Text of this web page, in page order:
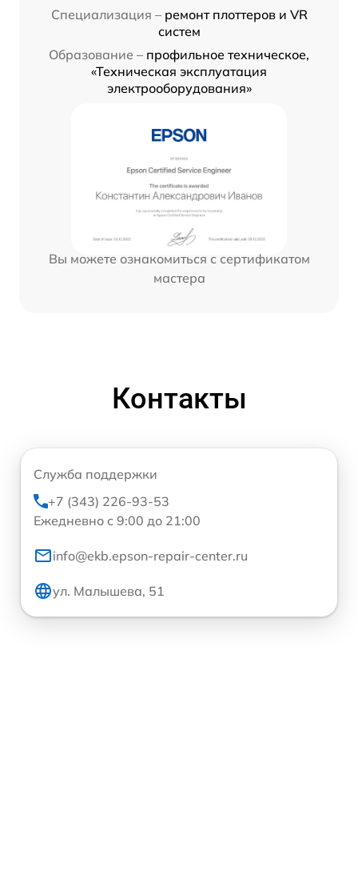
Специализация – ремонт плоттеров и VR
систем
Образование – профильное техническое,
«Техническая эксплуатация
электрооборудования»
Вы можете ознакомиться с сертификатом
мастера
Контакты
Служба поддержки
+7 (343) 226-93-53
Ежедневно с 9:00 до 21:00
info@ekb.epson-repair-center.ru
ул. Малышева, 51